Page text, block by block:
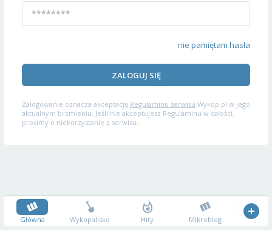
nie pamiętam hasła
ZALOGUJ SIĘ
Zalogowanie oznacza akceptację Regulaminu serwisu Wykop.pl w jego
aktualnym brzmieniu. Jeśli nie akceptujesz Regulaminu w całości,
prosimy o niekorzystanie z serwisu.
Główna Wykopalisko Hity Mikroblog